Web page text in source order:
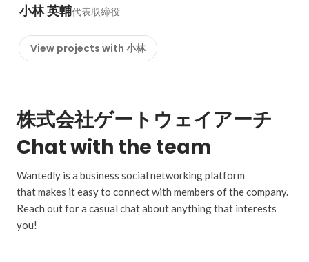
小林 英輔代表取締役
View projects with 小林
株式会社ゲートウェイアーチ
Chat with the team
Wantedly is a business social networking platform
that makes it easy to connect with members of the company.
Reach out for a casual chat about anything that interests
you!